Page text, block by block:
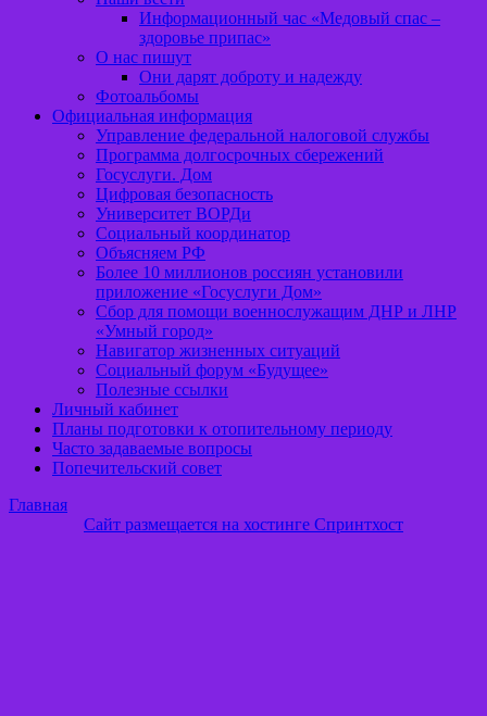
Информационный час «Медовый спас –
здоровье припас»
О нас пишут
Они дарят доброту и надежду
Фотоальбомы
Официальная информация
Управление федеральной налоговой службы
Программа долгосрочных сбережений
Госуслуги. Дом
Цифровая безопасность
Университет ВОРДи
Социальный координатор
Объясняем РФ
Более 10 миллионов россиян установили
приложение «Госуслуги Дом»
Сбор для помощи военнослужащим ДНР и ЛНР
«Умный город»
Навигатор жизненных ситуаций
Социальный форум «Будущее»
Полезные ссылки
Личный кабинет
Планы подготовки к отопительному периоду
Часто задаваемые вопросы
Попечительский совет
Главная
Сайт размещается на хостинге Спринтхост